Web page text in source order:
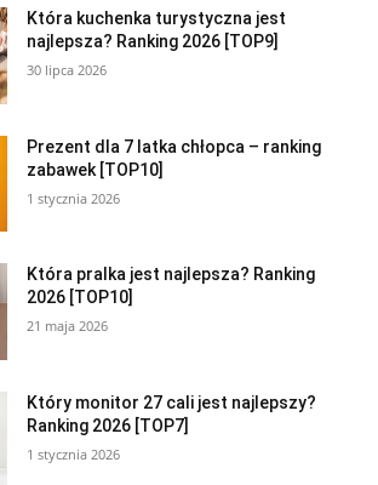
Która kuchenka turystyczna jest
najlepsza? Ranking 2026 [TOP9]
30 lipca 2026
Prezent dla 7 latka chłopca – ranking
zabawek [TOP10]
1 stycznia 2026
Która pralka jest najlepsza? Ranking
2026 [TOP10]
21 maja 2026
Który monitor 27 cali jest najlepszy?
Ranking 2026 [TOP7]
1 stycznia 2026